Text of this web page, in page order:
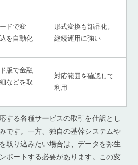
ドで変
を自動化
形式変換も部品化。
継続運用に強い
版で金融
などを取
対応範囲を確認して
利用
する各種サービスの取引を仕訳とし
です。一方、独自の基幹システムや
取り込みたい場合は、データを弥生
ポートする必要があります。この変